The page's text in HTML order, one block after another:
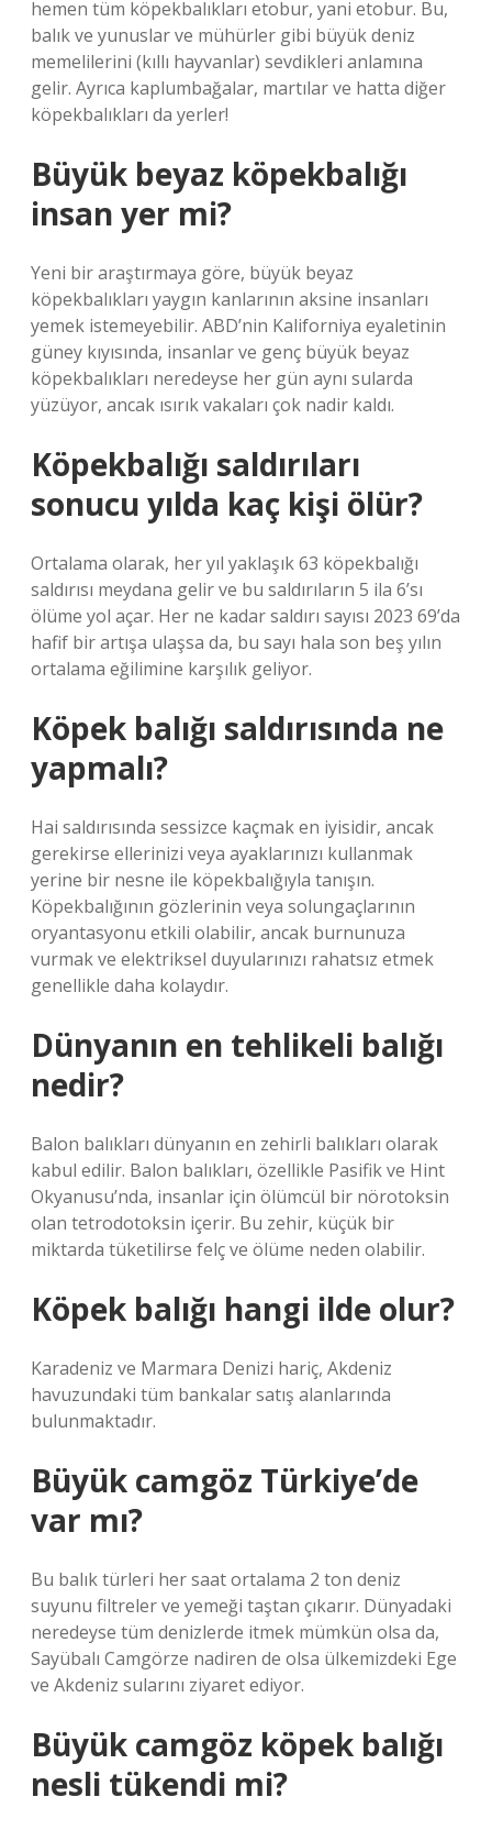
hemen tüm köpekbalıkları etobur, yani etobur. Bu,
balık ve yunuslar ve mühürler gibi büyük deniz
memelilerini (kıllı hayvanlar) sevdikleri anlamına
gelir. Ayrıca kaplumbağalar, martılar ve hatta diğer
köpekbalıkları da yerler!
Büyük beyaz köpekbalığı
insan yer mi?
Yeni bir araştırmaya göre, büyük beyaz
köpekbalıkları yaygın kanlarının aksine insanları
yemek istemeyebilir. ABD’nin Kaliforniya eyaletinin
güney kıyısında, insanlar ve genç büyük beyaz
köpekbalıkları neredeyse her gün aynı sularda
yüzüyor, ancak ısırık vakaları çok nadir kaldı.
Köpekbalığı saldırıları
sonucu yılda kaç kişi ölür?
Ortalama olarak, her yıl yaklaşık 63 köpekbalığı
saldırısı meydana gelir ve bu saldırıların 5 ila 6’sı
ölüme yol açar. Her ne kadar saldırı sayısı 2023 69’da
hafif bir artışa ulaşsa da, bu sayı hala son beş yılın
ortalama eğilimine karşılık geliyor.
Köpek balığı saldırısında ne
yapmalı?
Hai saldırısında sessizce kaçmak en iyisidir, ancak
gerekirse ellerinizi veya ayaklarınızı kullanmak
yerine bir nesne ile köpekbalığıyla tanışın.
Köpekbalığının gözlerinin veya solungaçlarının
oryantasyonu etkili olabilir, ancak burnunuza
vurmak ve elektriksel duyularınızı rahatsız etmek
genellikle daha kolaydır.
Dünyanın en tehlikeli balığı
nedir?
Balon balıkları dünyanın en zehirli balıkları olarak
kabul edilir. Balon balıkları, özellikle Pasifik ve Hint
Okyanusu’nda, insanlar için ölümcül bir nörotoksin
olan tetrodotoksin içerir. Bu zehir, küçük bir
miktarda tüketilirse felç ve ölüme neden olabilir.
Köpek balığı hangi ilde olur?
Karadeniz ve Marmara Denizi hariç, Akdeniz
havuzundaki tüm bankalar satış alanlarında
bulunmaktadır.
Büyük camgöz Türkiye’de
var mı?
Bu balık türleri her saat ortalama 2 ton deniz
suyunu filtreler ve yemeği taştan çıkarır. Dünyadaki
neredeyse tüm denizlerde itmek mümkün olsa da,
Sayübalı Camgörze nadiren de olsa ülkemizdeki Ege
ve Akdeniz sularını ziyaret ediyor.
Büyük camgöz köpek balığı
nesli tükendi mi?